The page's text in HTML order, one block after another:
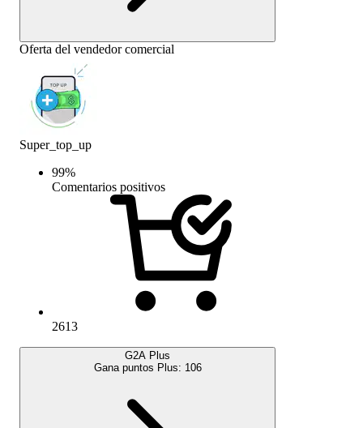
Oferta del vendedor comercial
Super_top_up
99%
Comentarios positivos
2613
G2A Plus
Gana puntos Plus: 106